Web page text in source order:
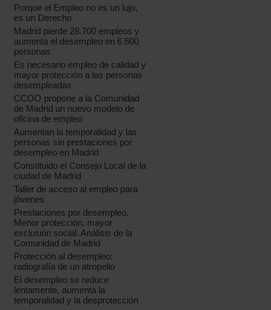
Porque el Empleo no es un lujo,
es un Derecho
Madrid pierde 28.700 empleos y
aumenta el desempleo en 6.600
personas
Es necesario empleo de calidad y
mayor protección a las personas
desempleadas
CCOO propone a la Comunidad
de Madrid un nuevo modelo de
oficina de empleo
Aumentan la temporalidad y las
personas sin prestaciones por
desempleo en Madrid
Constituido el Consejo Local de la
ciudad de Madrid
Taller de acceso al empleo para
jóvenes
Prestaciones por desempleo.
Menor protección, mayor
exclusión social. Análisis de la
Comunidad de Madrid
Protección al desempleo:
radiografía de un atropello
El desempleo se reduce
lentamente, aumenta la
temporalidad y la desprotección